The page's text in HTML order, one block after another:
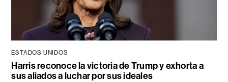
ESTADOS UNIDOS
Harris reconoce la victoria de Trump y exhorta a
sus aliados a luchar por sus ideales